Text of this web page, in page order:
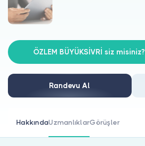
Hakkımızda
Doktorlar için
Doktor musunuz?
ÖZLEM BÜYÜKSİVRİ siz misiniz?
Randevu Al
HakkındaUzmanlıklarGörüşler